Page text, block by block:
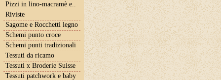
Pizzi in lino-macramè e..
Riviste
Sagome e Rocchetti legno
Schemi punto croce
Schemi punti tradizionali
Tessuti da ricamo
Tessuti x Broderie Suisse
Tessuti patchwork e baby